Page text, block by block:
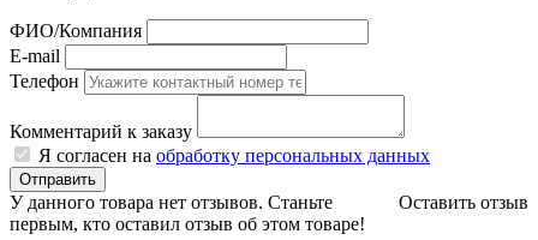
ФИО/Компания
E-mail
Телефон
Комментарий к заказу
Я согласен на обработку персональных данных
Отправить
Оставить отзыв
У данного товара нет отзывов. Станьте
первым, кто оставил отзыв об этом товаре!